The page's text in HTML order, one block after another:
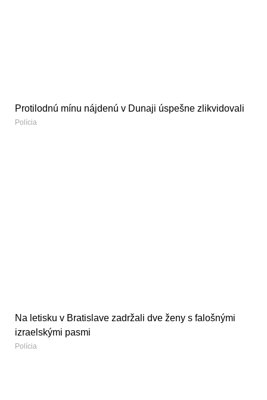
Protilodnú mínu nájdenú v Dunaji úspešne zlikvidovali
Polícia
Na letisku v Bratislave zadržali dve ženy s falošnými
izraelskými pasmi
Polícia